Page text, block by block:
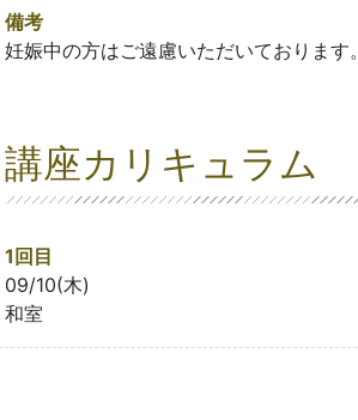
備考
妊娠中の方はご遠慮いただいております。
講座カリキュラム
1回目
09/10(木)
和室